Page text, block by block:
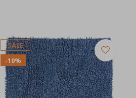
SALE
-10%